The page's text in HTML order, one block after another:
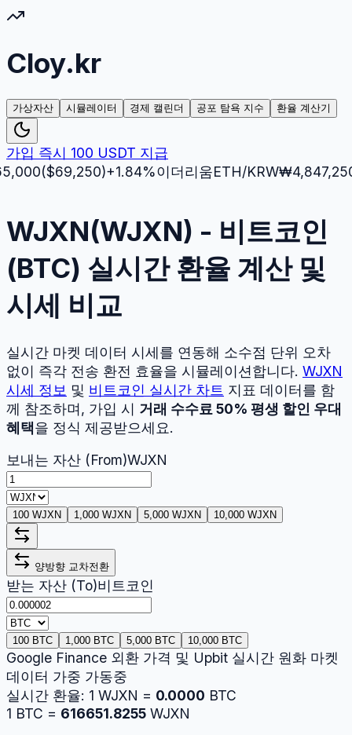
Cloy.kr
가상자산 시뮬레이터 경제 캘린더 공포 탐욕 지수 환율 계산기
가입 즉시 100 USDT 지급
($69,250)+1.84%이더리움ETH/KRW₩4,847,250($
WJXN(WJXN) - 비트코인
(BTC) 실시간 환율 계산 및
시세 비교
실시간 마켓 데이터 시세를 연동해 소수점 단위 오차
없이 즉각 전송 환전 효율을 시뮬레이션합니다. WJXN
시세 정보 및 비트코인 실시간 차트 지표 데이터를 함
께 참조하며, 가입 시 거래 수수료 50% 평생 할인 우대
혜택을 정식 제공받으세요.
보내는 자산 (From)WJXN
100 WJXN 1,000 WJXN 5,000 WJXN 10,000 WJXN
양방향 교차전환
받는 자산 (To)비트코인
100 BTC 1,000 BTC 5,000 BTC 10,000 BTC
Google Finance 외환 가격 및 Upbit 실시간 원화 마켓
데이터 가중 가동중
실시간 환율: 1 WJXN = 0.0000 BTC
1 BTC = 616651.8255 WJXN